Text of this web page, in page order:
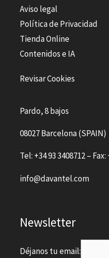
Aviso legal
Política de Privacidad
Tienda Online
Contenidos e IA
Revisar Cookies
Pardo, 8 bajos
08027 Barcelona (SPAIN)
Tel: +34 93 3408712 – Fax:
info@davantel.com
Newsletter
Déjanos tu email: